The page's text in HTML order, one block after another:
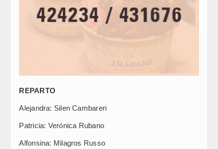
REPARTO
Alejandra: Silen Cambareri
Patricia: Verónica Rubano
Alfonsina: Milagros Russo